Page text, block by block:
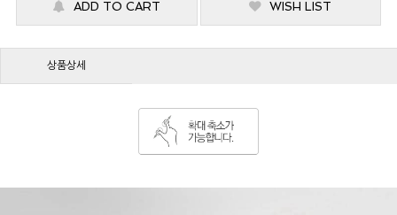
ADD TO CART WISH LIST
상품상세